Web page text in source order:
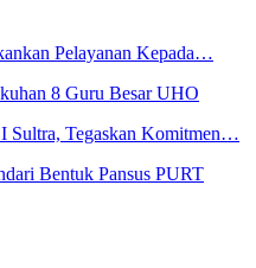
Pelayanan Kepada…
8 Guru Besar UHO
Sultra, Tegaskan Komitmen…
Bentuk Pansus PURT